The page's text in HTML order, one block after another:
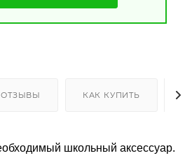
ОТЗЫВЫ КАК КУПИТЬ
школьный аксессуар.